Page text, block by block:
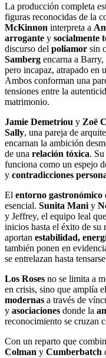
La producción completa
figuras reconocidas de la
McKinnon interpreta a
arrogante y socialmente
discurso del poliamor sin
Samberg encarna a
pero incapaz, atrapado en
Ambos conforman una
tensiones entre la
matrimonio.
Jamie Demetriou y Zoë
Sally, una pareja de
encarnan la ambición
de una relación tóxica.
funciona como un espejo
y contradicciones
El entorno gastronómico
esencial. Sunita Mani y
y Jeffrey, el equipo leal
inicios hasta el éxito de su
aportan estabilidad,
también ponen en
se entrelazan hasta
Los Roses no se limita a
en crisis, sino que amplía
modernas a través de
y asociaciones donde la
reconocimiento se cruzan
Con un reparto que
Colman y Cumberbatch